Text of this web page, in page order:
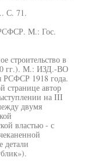
С. 71.
M.: Гос.
строительство в
гг.). М.: ИЗД.-ВО
1918 года.
автор
на III
двумя
властью - с
детали